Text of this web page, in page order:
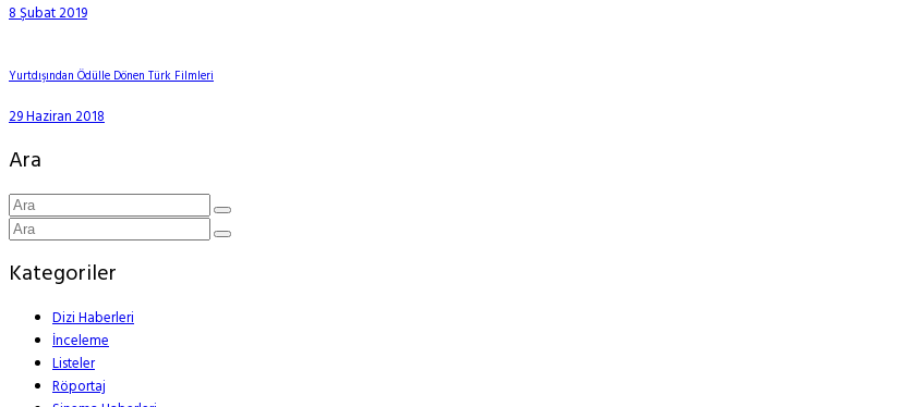
8 Şubat 2019
Yurtdışından Ödülle Dönen Türk Filmleri
29 Haziran 2018
Ara
Kategoriler
Dizi Haberleri
İnceleme
Listeler
Röportaj